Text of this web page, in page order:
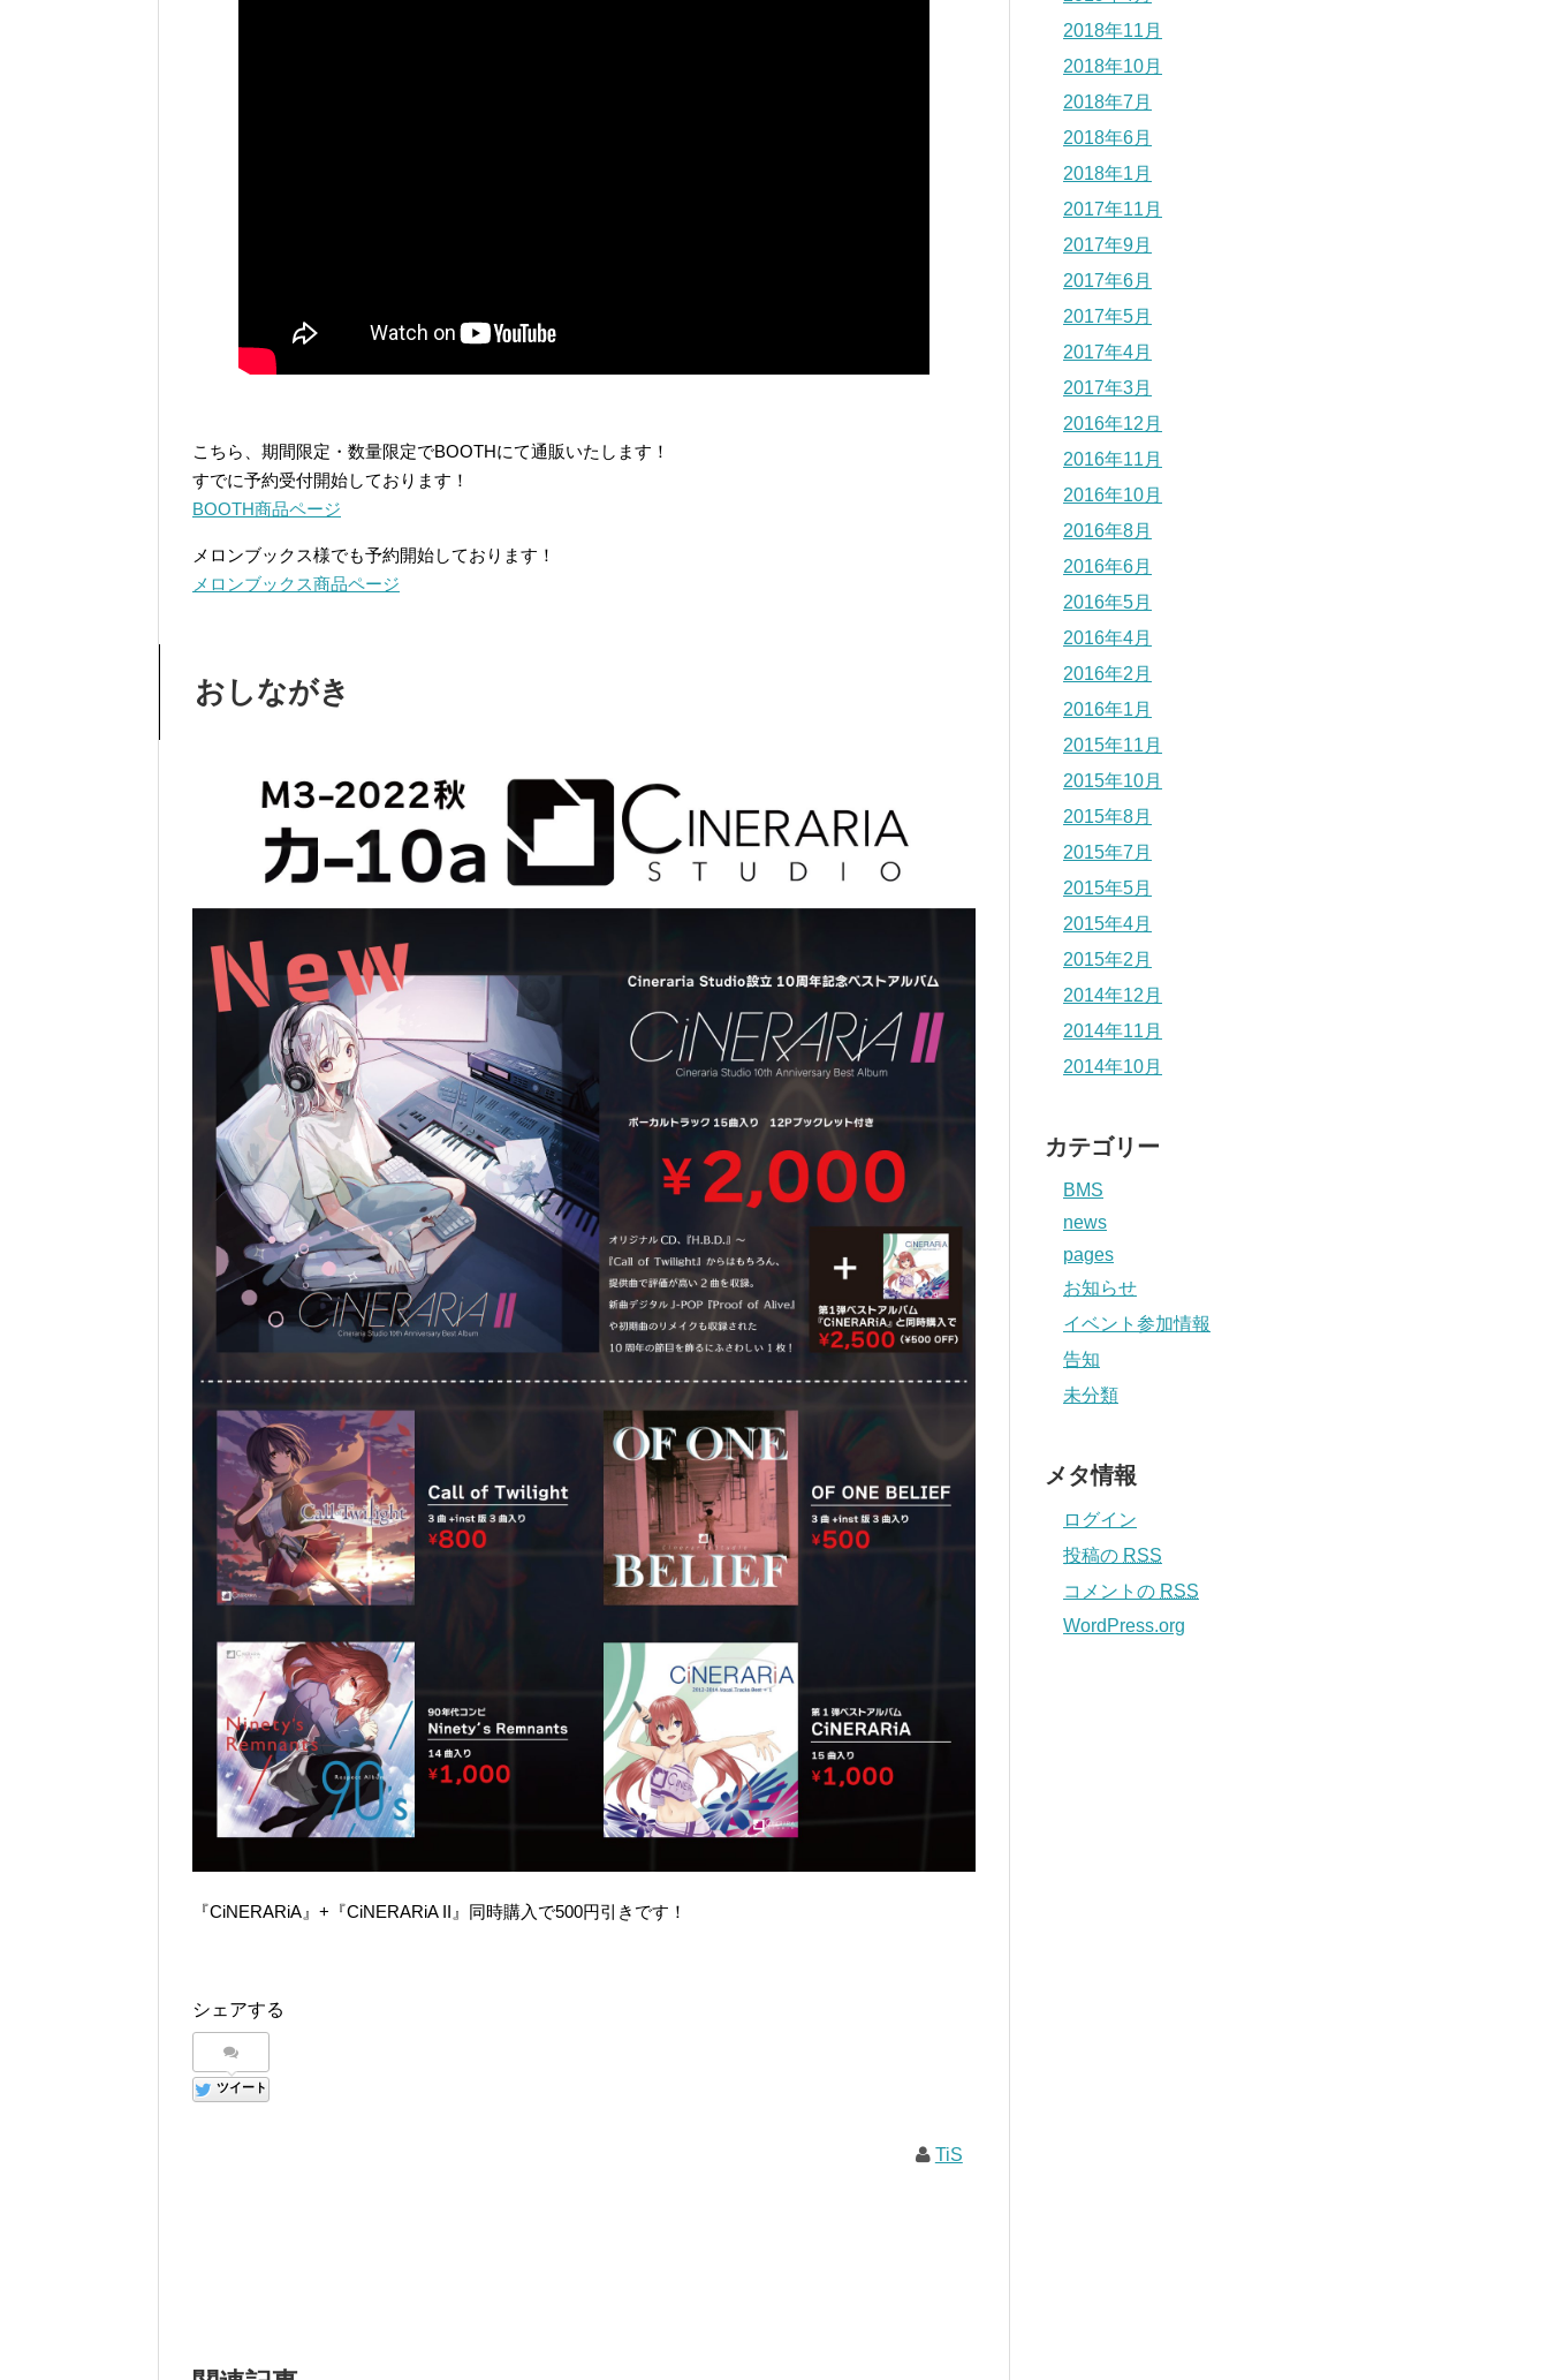
こちら、期間限定・数量限定でBOOTHにて通販いたします！
すでに予約受付開始しております！
BOOTH商品ページ
メロンブックス様でも予約開始しております！
メロンブックス商品ページ
おしながき
『CiNERARiA』+『CiNERARiA II』同時購入で500円引きです！
シェアする
ツイート
TiS
2018年11月
2018年10月
2018年7月
2018年6月
2018年1月
2017年11月
2017年9月
2017年6月
2017年5月
2017年4月
2017年3月
2016年12月
2016年11月
2016年10月
2016年8月
2016年6月
2016年5月
2016年4月
2016年2月
2016年1月
2015年11月
2015年10月
2015年8月
2015年7月
2015年5月
2015年4月
2015年2月
2014年12月
2014年11月
2014年10月
カテゴリー
BMS
news
pages
お知らせ
イベント参加情報
告知
未分類
メタ情報
ログイン
投稿の RSS
コメントの RSS
WordPress.org